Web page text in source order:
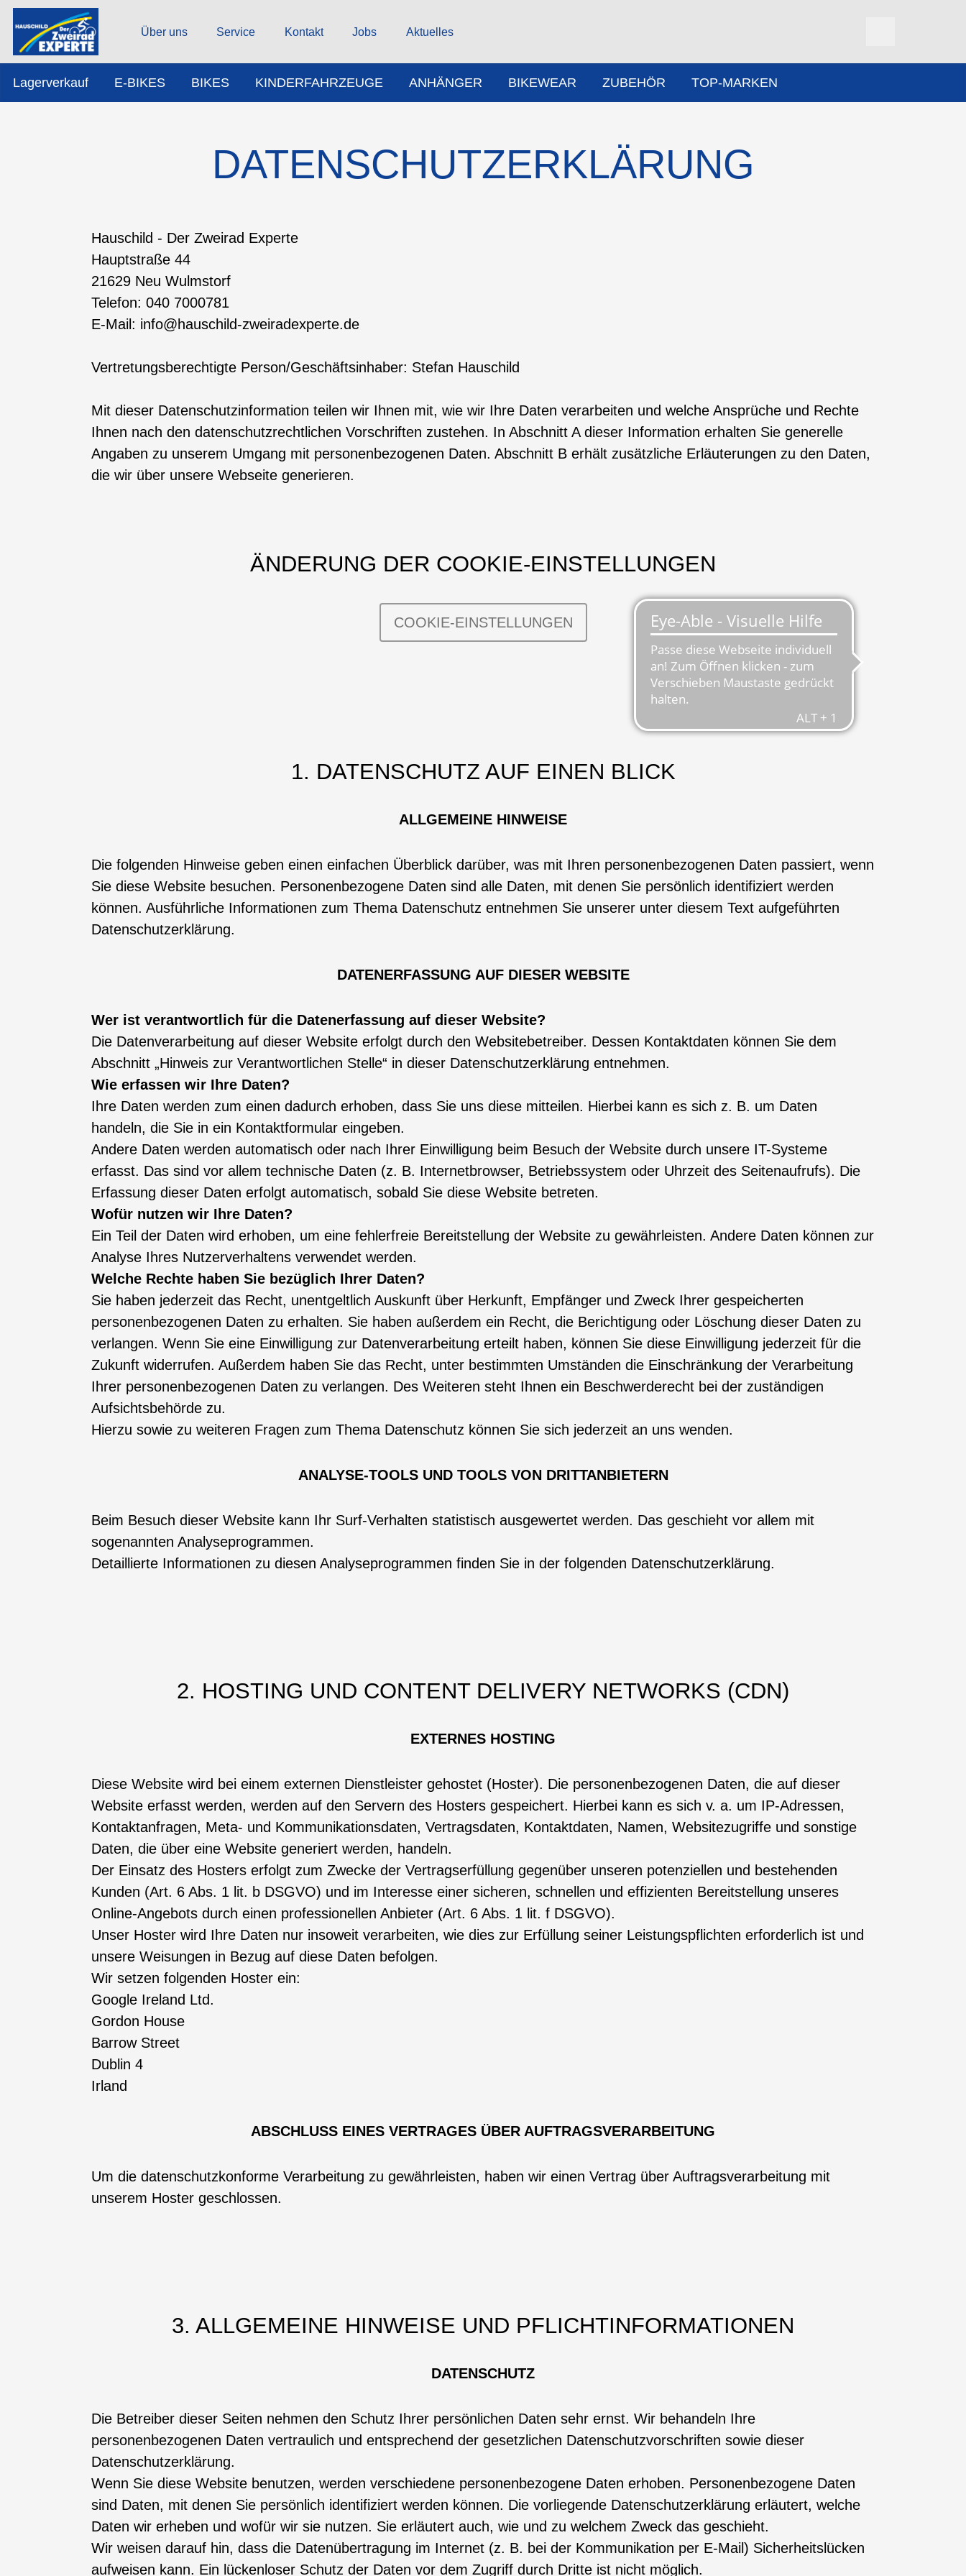
Über uns Service Kontakt Jobs Aktuelles
Lagerverkauf E-BIKES BIKES KINDERFAHRZEUGE ANHÄNGER BIKEWEAR ZUBEHÖR TOP-MARKEN
DATENSCHUTZ­ERKLÄRUNG
Hauschild - Der Zweirad Experte
Hauptstraße 44
21629 Neu Wulmstorf
Telefon: 040 7000781
E-Mail: info@hauschild-zweiradexperte.de
Vertretungsberechtigte Person/Geschäftsinhaber: Stefan Hauschild
Mit dieser Datenschutzinformation teilen wir Ihnen mit, wie wir Ihre Daten verarbeiten und welche Ansprüche und Rechte
Ihnen nach den datenschutzrechtlichen Vorschriften zustehen. In Abschnitt A dieser Information erhalten Sie generelle
Angaben zu unserem Umgang mit personenbezogenen Daten. Abschnitt B erhält zusätzliche Erläuterungen zu den Daten,
die wir über unsere Webseite generieren.
ÄNDERUNG DER COOKIE-EINSTELLUNGEN
COOKIE-EINSTELLUNGEN
1. DATENSCHUTZ AUF EINEN BLICK
ALLGEMEINE HINWEISE
Die folgenden Hinweise geben einen einfachen Überblick darüber, was mit Ihren personenbezogenen Daten passiert, wenn
Sie diese Website besuchen. Personenbezogene Daten sind alle Daten, mit denen Sie persönlich identifiziert werden
können. Ausführliche Informationen zum Thema Datenschutz entnehmen Sie unserer unter diesem Text aufgeführten
Datenschutzerklärung.
DATENERFASSUNG AUF DIESER WEBSITE
Wer ist verantwortlich für die Datenerfassung auf dieser Website?
Die Datenverarbeitung auf dieser Website erfolgt durch den Websitebetreiber. Dessen Kontaktdaten können Sie dem
Abschnitt „Hinweis zur Verantwortlichen Stelle“ in dieser Datenschutzerklärung entnehmen.
Wie erfassen wir Ihre Daten?
Ihre Daten werden zum einen dadurch erhoben, dass Sie uns diese mitteilen. Hierbei kann es sich z. B. um Daten
handeln, die Sie in ein Kontaktformular eingeben.
Andere Daten werden automatisch oder nach Ihrer Einwilligung beim Besuch der Website durch unsere IT-Systeme
erfasst. Das sind vor allem technische Daten (z. B. Internetbrowser, Betriebssystem oder Uhrzeit des Seitenaufrufs). Die
Erfassung dieser Daten erfolgt automatisch, sobald Sie diese Website betreten.
Wofür nutzen wir Ihre Daten?
Ein Teil der Daten wird erhoben, um eine fehlerfreie Bereitstellung der Website zu gewährleisten. Andere Daten können zur
Analyse Ihres Nutzerverhaltens verwendet werden.
Welche Rechte haben Sie bezüglich Ihrer Daten?
Sie haben jederzeit das Recht, unentgeltlich Auskunft über Herkunft, Empfänger und Zweck Ihrer gespeicherten
personenbezogenen Daten zu erhalten. Sie haben außerdem ein Recht, die Berichtigung oder Löschung dieser Daten zu
verlangen. Wenn Sie eine Einwilligung zur Datenverarbeitung erteilt haben, können Sie diese Einwilligung jederzeit für die
Zukunft widerrufen. Außerdem haben Sie das Recht, unter bestimmten Umständen die Einschränkung der Verarbeitung
Ihrer personenbezogenen Daten zu verlangen. Des Weiteren steht Ihnen ein Beschwerderecht bei der zuständigen
Aufsichtsbehörde zu.
Hierzu sowie zu weiteren Fragen zum Thema Datenschutz können Sie sich jederzeit an uns wenden.
ANALYSE-TOOLS UND TOOLS VON DRITTANBIETERN
Beim Besuch dieser Website kann Ihr Surf-Verhalten statistisch ausgewertet werden. Das geschieht vor allem mit
sogenannten Analyseprogrammen.
Detaillierte Informationen zu diesen Analyseprogrammen finden Sie in der folgenden Datenschutzerklärung.
2. HOSTING UND CONTENT DELIVERY NETWORKS (CDN)
EXTERNES HOSTING
Diese Website wird bei einem externen Dienstleister gehostet (Hoster). Die personenbezogenen Daten, die auf dieser
Website erfasst werden, werden auf den Servern des Hosters gespeichert. Hierbei kann es sich v. a. um IP-Adressen,
Kontaktanfragen, Meta- und Kommunikationsdaten, Vertragsdaten, Kontaktdaten, Namen, Websitezugriffe und sonstige
Daten, die über eine Website generiert werden, handeln.
Der Einsatz des Hosters erfolgt zum Zwecke der Vertragserfüllung gegenüber unseren potenziellen und bestehenden
Kunden (Art. 6 Abs. 1 lit. b DSGVO) und im Interesse einer sicheren, schnellen und effizienten Bereitstellung unseres
Online-Angebots durch einen professionellen Anbieter (Art. 6 Abs. 1 lit. f DSGVO).
Unser Hoster wird Ihre Daten nur insoweit verarbeiten, wie dies zur Erfüllung seiner Leistungspflichten erforderlich ist und
unsere Weisungen in Bezug auf diese Daten befolgen.
Wir setzen folgenden Hoster ein:
Google Ireland Ltd.
Gordon House
Barrow Street
Dublin 4
Irland
ABSCHLUSS EINES VERTRAGES ÜBER AUFTRAGSVERARBEITUNG
Um die datenschutzkonforme Verarbeitung zu gewährleisten, haben wir einen Vertrag über Auftragsverarbeitung mit
unserem Hoster geschlossen.
3. ALLGEMEINE HINWEISE UND PFLICHTINFORMATIONEN
DATENSCHUTZ
Die Betreiber dieser Seiten nehmen den Schutz Ihrer persönlichen Daten sehr ernst. Wir behandeln Ihre
personenbezogenen Daten vertraulich und entsprechend der gesetzlichen Datenschutzvorschriften sowie dieser
Datenschutzerklärung.
Wenn Sie diese Website benutzen, werden verschiedene personenbezogene Daten erhoben. Personenbezogene Daten
sind Daten, mit denen Sie persönlich identifiziert werden können. Die vorliegende Datenschutzerklärung erläutert, welche
Daten wir erheben und wofür wir sie nutzen. Sie erläutert auch, wie und zu welchem Zweck das geschieht.
Wir weisen darauf hin, dass die Datenübertragung im Internet (z. B. bei der Kommunikation per E-Mail) Sicherheitslücken
aufweisen kann. Ein lückenloser Schutz der Daten vor dem Zugriff durch Dritte ist nicht möglich.